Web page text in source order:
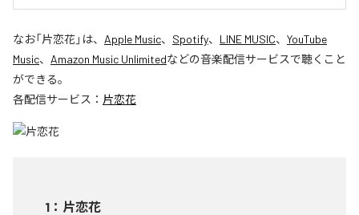
なお「片恋花」は、 Apple Music、 Spotify、 LINE MUSIC、 YouTube
Music、 Amazon Music Unlimitedなどの音楽配信サービスで聴くこと
ができる。
各配信サービス： 片恋花
1 ： 片恋花